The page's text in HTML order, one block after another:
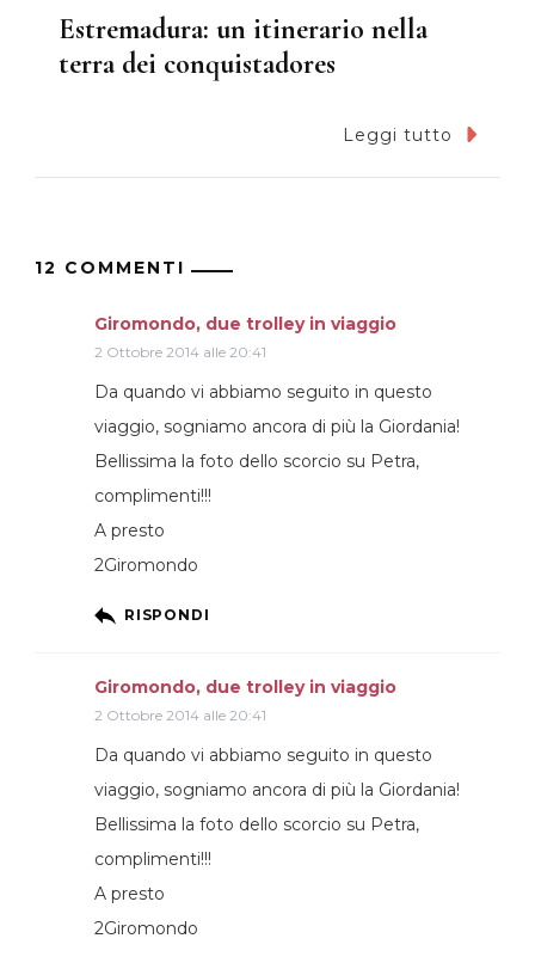
Estremadura: un itinerario nella
terra dei conquistadores
Leggi tutto
12 COMMENTI
Giromondo, due trolley in viaggio
2 Ottobre 2014 alle 20:41
Da quando vi abbiamo seguito in questo
viaggio, sogniamo ancora di più la Giordania!
Bellissima la foto dello scorcio su Petra,
complimenti!!!
A presto
2Giromondo
RISPONDI
Giromondo, due trolley in viaggio
2 Ottobre 2014 alle 20:41
Da quando vi abbiamo seguito in questo
viaggio, sogniamo ancora di più la Giordania!
Bellissima la foto dello scorcio su Petra,
complimenti!!!
A presto
2Giromondo